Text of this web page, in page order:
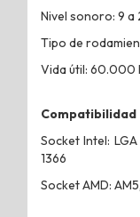
Nivel sonoro: 9 a
Tipo de
Vida útil: 60.000
Compatibilidad
Socket Intel: LGA
1366
Socket AMD: